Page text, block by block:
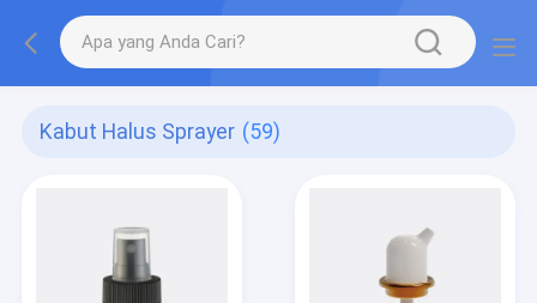
Kabut Halus Sprayer (59)